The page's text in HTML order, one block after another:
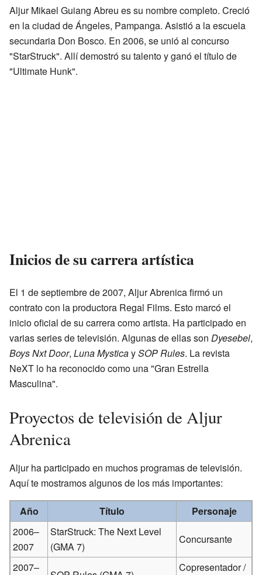
Aljur Mikael Guiang Abreu es su nombre completo. Creció
en la ciudad de Ángeles, Pampanga. Asistió a la escuela
secundaria Don Bosco. En 2006, se unió al concurso
"StarStruck". Allí demostró su talento y ganó el título de
"Ultimate Hunk".
Inicios de su carrera artística
El 1 de septiembre de 2007, Aljur Abrenica firmó un
contrato con la productora Regal Films. Esto marcó el
inicio oficial de su carrera como artista. Ha participado en
varias series de televisión. Algunas de ellas son Dyesebel,
Boys Nxt Door, Luna MysticaySOP Rules. La revista
NeXT lo ha reconocido como una "Gran Estrella
Masculina".
Proyectos de televisión de Aljur
Abrenica
Aljur ha participado en muchos programas de televisión.
Aquí te mostramos algunos de los más importantes:
Año Título
Personaje
2006–
2007
StarStruck: The Next Level
(GMA 7)
Concursante
2007– Copresentador /